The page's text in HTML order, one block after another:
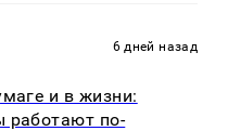
6 дней назад
и в жизни:
работают по-